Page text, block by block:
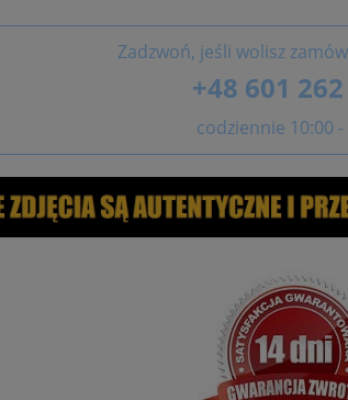
Zadzwoń, jeśli wolisz
+48 601
codziennie 10:00 -